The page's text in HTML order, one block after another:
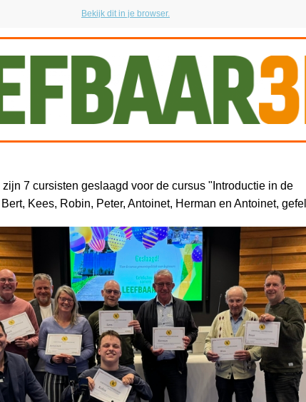
Bekijk dit in je browser.
7 cursisten geslaagd voor de cursus "Introductie in de
Kees, Robin, Peter, Antoinet, Herman en Antoinet,